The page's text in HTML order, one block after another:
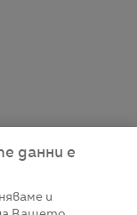
данни е
и